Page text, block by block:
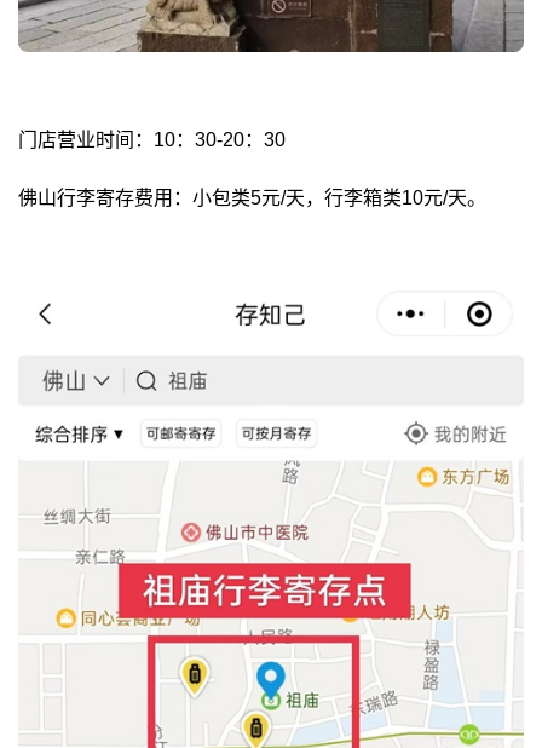
门店营业时间：10：30-20：30
佛山行李寄存费用：小包类5元/天，行李箱类10元/天。